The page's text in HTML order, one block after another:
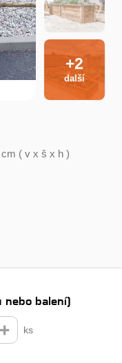
+2
další
( v x š x h )
balení)
ks